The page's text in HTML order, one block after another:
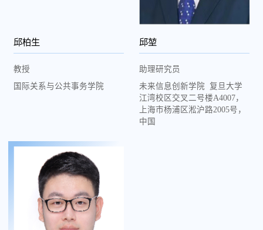
邱柏生
教授
国际关系与公共事务学院
邱堃
助理研究员
未来信息创新学院 复旦大学
江湾校区交叉二号楼A4007，
上海市杨浦区淞沪路2005号，
中国